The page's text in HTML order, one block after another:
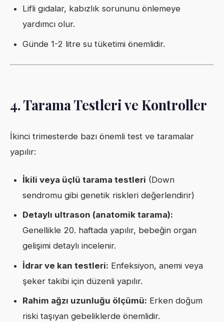
Lifli gıdalar, kabızlık sorununu önlemeye
yardımcı olur.
Günde 1-2 litre su tüketimi önemlidir.
4. Tarama Testleri ve Kontroller
İkinci trimesterde bazı önemli test ve taramalar
yapılır:
İkili veya üçlü tarama testleri (Down
sendromu gibi genetik riskleri değerlendirir)
Detaylı ultrason (anatomik tarama):
Genellikle 20. haftada yapılır, bebeğin organ
gelişimi detaylı incelenir.
İdrar ve kan testleri: Enfeksiyon, anemi veya
şeker takibi için düzenli yapılır.
Rahim ağzı uzunluğu ölçümü: Erken doğum
riski taşıyan gebeliklerde önemlidir.